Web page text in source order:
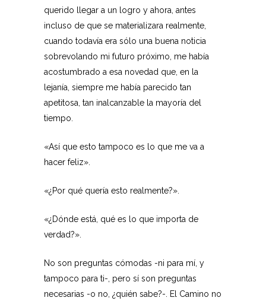
querido llegar a un logro y ahora, antes
incluso de que se materializara realmente,
cuando todavía era sólo una buena noticia
sobrevolando mi futuro próximo, me había
acostumbrado a esa novedad que, en la
lejanía, siempre me había parecido tan
apetitosa, tan inalcanzable la mayoría del
tiempo.
«Así que esto tampoco es lo que me va a
hacer feliz».
«¿Por qué quería esto realmente?».
«¿Dónde está, qué es lo que importa de
verdad?».
No son preguntas cómodas -ni para mí, y
tampoco para ti-, pero sí son preguntas
necesarias -o no, ¿quién sabe?-. El Camino no